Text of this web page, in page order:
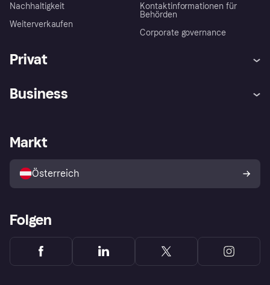
Nachhaltigkeit
Weiterverkaufen
Kontaktinformationen für
Behörden
Corporate governance
Privat
Shops entdecken
Business
Händlerportal
Markt
Österreich
Folgen